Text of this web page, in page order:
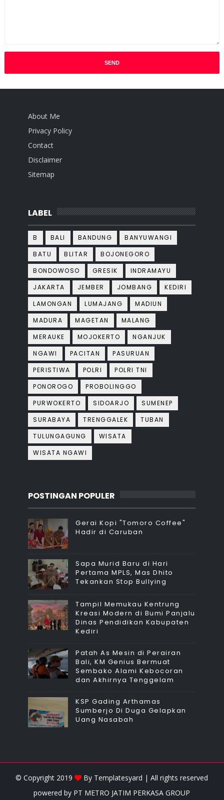
About Me
Privacy Policy
Contact
Disclaimer
Sitemap
LABEL
B BALI BANDUNG
BANYUWANGI
BATU
BLITAR
BOJONEGORO
BONDOWOSO
GRESIK
INDRAMAYU
JAKARTA
JEMBER JOMBANG
KEDIRI
LAMONGAN
LUMAJANG
MADIUN
MADURA
MAGETAN
MALANG
MERAUKE
MOJOKERTO
NGANJUK
NGAWI
PACITAN
PASURUAN
PERISTIWA
POLRI
POLRI TNI
PONOROGO
PROBOLINGGO
PURWOKERTO
SIDOARJO
SUMENEP
SURABAYA
TRENGGALEK
TUBAN
TULUNGAGUNG
WISATA
WISATA NGAWI
POSTINGAN POPULER
Gerai Kopi "Tomoro Coffee"
Hadir di Caruban
Sapa Murid Baru di Hari
Pertama MPLS, Mas Dhito
Tekankan Stop Bullying
Tampil Memukau Kentrung
Kreasi Modern di Bumi Panjalu
Dinas Pendidikan Kabupaten
Kediri
Patah As Mesin di Perairan
Bali, KM Genius Bermuat
Sembako Alami Kebocoran
dan Akhirnya Tenggelam
KSP Gading Arthamas
Sumberjo Di Duga Gelapkan
Uang Nasabah
© Copyright 2019 By Templatesyard | All rights reserved
powered by PT METRO JATIM PERKASA GROUP